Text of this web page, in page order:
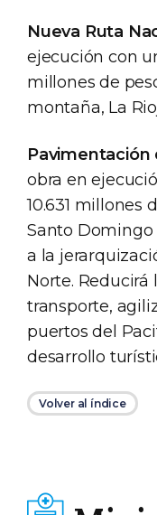
Nueva Ruta
ejecución con
millones de
montaña, La
Pavimentación
obra en
10.631 millones
Santo Domingo
a la
Norte. Reducirá
transporte,
puertos del
desarrollo
Volver al índice